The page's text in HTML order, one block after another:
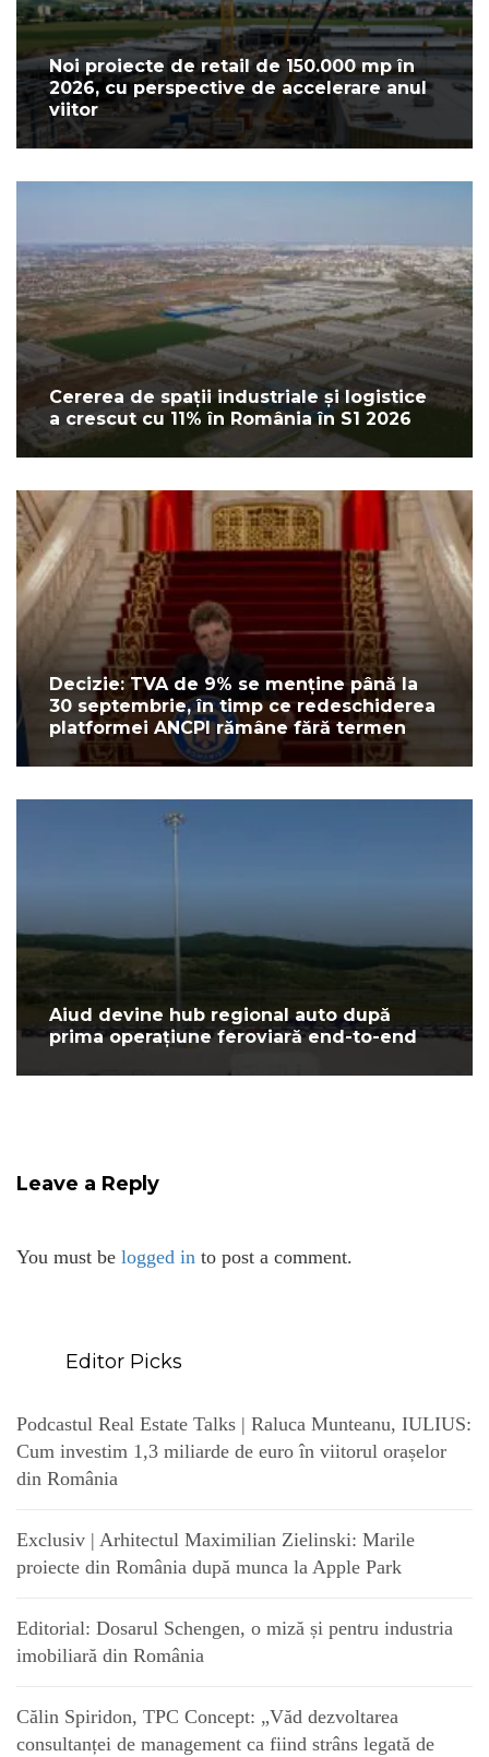
Noi proiecte de retail de 150.000 mp în
2026, cu perspective de accelerare anul
viitor
Cererea de spații industriale și logistice
a crescut cu 11% în România în S1 2026
Decizie: TVA de 9% se menține până la
30 septembrie, în timp ce redeschiderea
platformei ANCPI rămâne fără termen
Aiud devine hub regional auto după
prima operațiune feroviară end-to-end
Leave a Reply
You must be logged in to post a comment.
Editor Picks
Podcastul Real Estate Talks | Raluca Munteanu, IULIUS:
Cum investim 1,3 miliarde de euro în viitorul orașelor
din România
Exclusiv | Arhitectul Maximilian Zielinski: Marile
proiecte din România după munca la Apple Park
Editorial: Dosarul Schengen, o miză și pentru industria
imobiliară din România
Călin Spiridon, TPC Concept: „Văd dezvoltarea
consultanței de management ca fiind strâns legată de